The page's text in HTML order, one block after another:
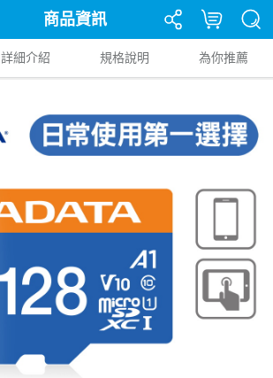
商品資訊
詳細介紹 規格說明 為你推薦